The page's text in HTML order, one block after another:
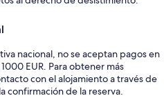
nacional, no se aceptan pagos en
EUR. Para obtener más
con el alojamiento a través de
confirmación de la reserva.